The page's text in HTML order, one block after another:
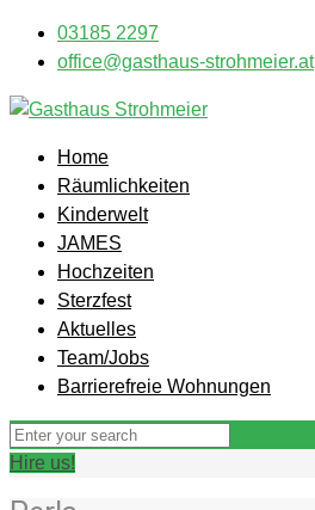
03185 2297
office@gasthaus-strohmeier.at
Home
Räumlichkeiten
Kinderwelt
JAMES
Hochzeiten
Sterzfest
Aktuelles
Team/Jobs
Barrierefreie Wohnungen
Hire us!